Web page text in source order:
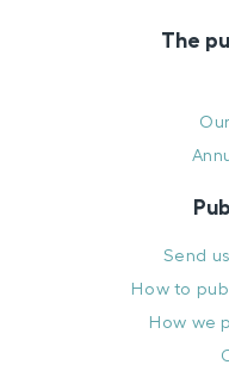
The
Send
How to
How we